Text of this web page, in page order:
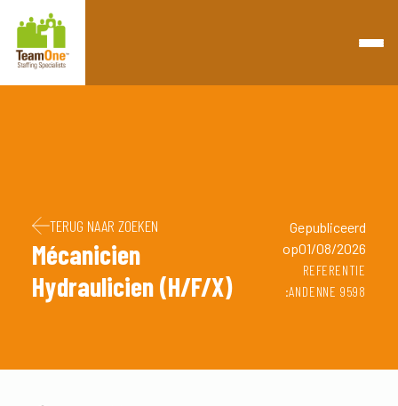
Retourner à la page d'accueil
TERUG NAAR ZOEKEN
Mécanicien
Hydraulicien (H/F/X)
Gepubliceerd
op01/08/2026
REFERENTIE
:ANDENNE 9598